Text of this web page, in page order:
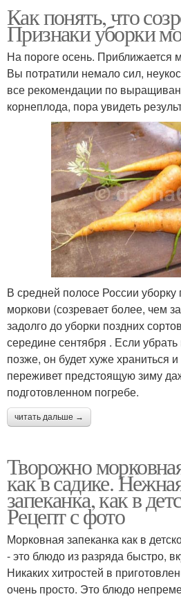
Как понять, что
Признаки уборки
На пороге осень. Приближается
Вы потратили немало сил,
все рекомендации по
корнеплода, пора увидеть
В средней полосе России
моркови (созревает более, чем
задолго до уборки поздних
середине сентября . Если
позже, он будет хуже храниться
переживет предстоящую зиму
подготовленном погребе.
читать дальше →
Творожно
как в садике.
запеканка, как в
Рецепт с фото
Морковная запеканка как в
- это блюдо из разряда быстро,
Никаких хитростей в
очень просто. Это блюдо